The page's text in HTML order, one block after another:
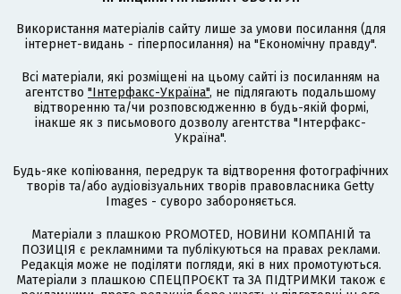
Використання матеріалів сайту лише за умови посилання (для
інтернет-видань - гіперпосилання) на "Економічну правду".
Всі матеріали, які розміщені на цьому сайті із посиланням на
агентство "Інтерфакс-Україна", не підлягають подальшому
відтворенню та/чи розповсюдженню в будь-якій формі,
інакше як з письмового дозволу агентства "Інтерфакс-
Україна".
Будь-яке копіювання, передрук та відтворення фотографічних
творів та/або аудіовізуальних творів правовласника Getty
Images - суворо забороняється.
Матеріали з плашкою PROMOTED, НОВИНИ КОМПАНІЙ та
ПОЗИЦІЯ є рекламними та публікуються на правах реклами.
Редакція може не поділяти погляди, які в них промотуються.
Матеріали з плашкою СПЕЦПРОЄКТ та ЗА ПІДТРИМКИ також є